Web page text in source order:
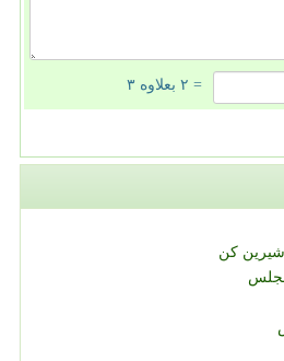
= ۲ بعلاوه ۳
کن
مجلس